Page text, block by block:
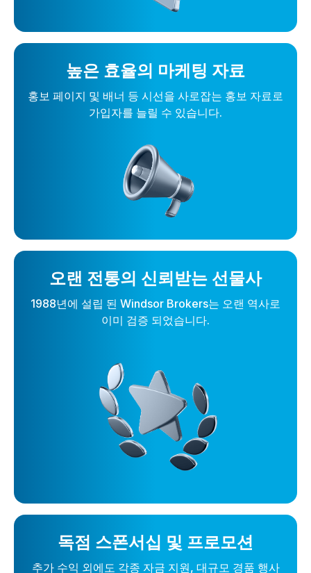
높은 효율의 마케팅 자료
홍보 페이지 및 배너 등 시선을 사로잡는 홍보 자료로
가입자를 늘릴 수 있습니다.
오랜 전통의 신뢰받는 선물사
1988년에 설립 된 Windsor Brokers는 오랜 역사로
이미 검증 되었습니다.
독점 스폰서십 및 프로모션
추가 수익 외에도 각종 자금 지원, 대규모 경품 행사